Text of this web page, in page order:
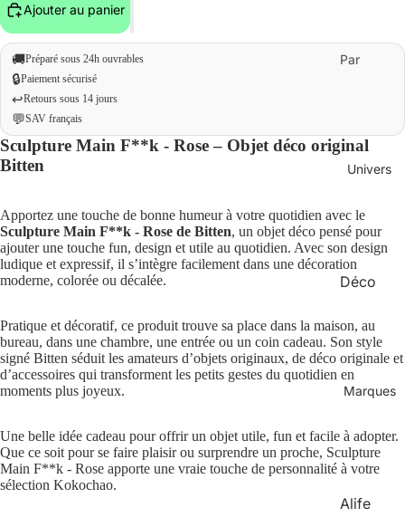
Par
de 20 €
0 € – 50
Plus de
50 €
Par
Cadeau
x
originau
x
Cadeau
x design
x
Univers
Déco
Mode
Bien-
être
&
Lifestyle
Animaux
Marques
Alife
Ajouter au panier
🚚Préparé sous 24h ouvrables
🔒Paiement sécurisé
↩️Retours sous 14 jours
💬SAV français
Sculpture Main F**k - Rose – Objet déco original
Bitten
Apportez une touche de bonne humeur à votre quotidien avec le
Sculpture Main F**k - Rose de Bitten, un objet déco pensé pour
ajouter une touche fun, design et utile au quotidien. Avec son design
ludique et expressif, il s’intègre facilement dans une décoration
moderne, colorée ou décalée.
Pratique et décoratif, ce produit trouve sa place dans la maison, au
bureau, dans une chambre, une entrée ou un coin cadeau. Son style
signé Bitten séduit les amateurs d’objets originaux, de déco originale et
d’accessoires qui transforment les petits gestes du quotidien en
moments plus joyeux.
Une belle idée cadeau pour offrir un objet utile, fun et facile à adopter.
Que ce soit pour se faire plaisir ou surprendre un proche, Sculpture
Main F**k - Rose apporte une vraie touche de personnalité à votre
sélection Kokochao.